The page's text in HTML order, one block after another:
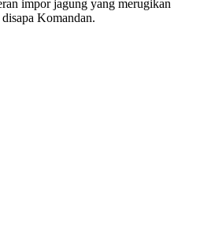
impor jagung yang merugikan
Komandan.